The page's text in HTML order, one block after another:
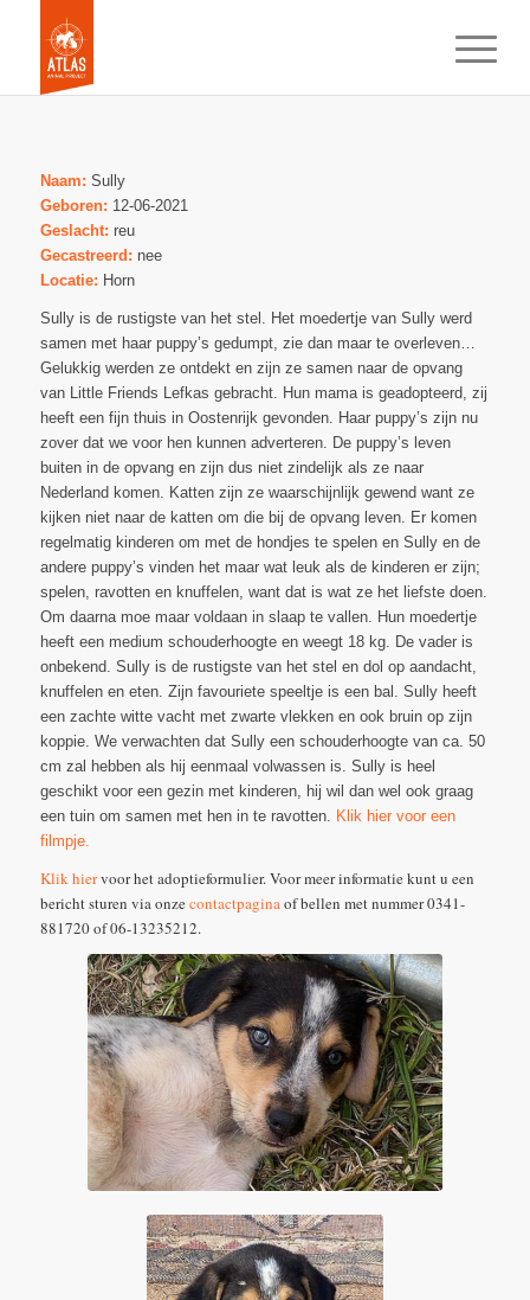
Naam: Sully
Geboren: 12-06-2021
Geslacht: reu
Gecastreerd: nee
Locatie: Horn
Sully is de rustigste van het stel. Het moedertje van Sully werd
samen met haar puppy’s gedumpt, zie dan maar te overleven…
Gelukkig werden ze ontdekt en zijn ze samen naar de opvang
van Little Friends Lefkas gebracht. Hun mama is geadopteerd, zij
heeft een fijn thuis in Oostenrijk gevonden. Haar puppy’s zijn nu
zover dat we voor hen kunnen adverteren. De puppy’s leven
buiten in de opvang en zijn dus niet zindelijk als ze naar
Nederland komen. Katten zijn ze waarschijnlijk gewend want ze
kijken niet naar de katten om die bij de opvang leven. Er komen
regelmatig kinderen om met de hondjes te spelen en Sully en de
andere puppy’s vinden het maar wat leuk als de kinderen er zijn;
spelen, ravotten en knuffelen, want dat is wat ze het liefste doen.
Om daarna moe maar voldaan in slaap te vallen. Hun moedertje
heeft een medium schouderhoogte en weegt 18 kg. De vader is
onbekend. Sully is de rustigste van het stel en dol op aandacht,
knuffelen en eten. Zijn favouriete speeltje is een bal. Sully heeft
een zachte witte vacht met zwarte vlekken en ook bruin op zijn
koppie. We verwachten dat Sully een schouderhoogte van ca. 50
cm zal hebben als hij eenmaal volwassen is. Sully is heel
geschikt voor een gezin met kinderen, hij wil dan wel ook graag
een tuin om samen met hen in te ravotten. Klik hier voor een
filmpje.
Klik hiervoor het adoptieformulier. Voor meer informatie kunt u een
bericht sturen via onzecontactpaginaof bellen met nummer 0341-
881720 of 06-13235212.